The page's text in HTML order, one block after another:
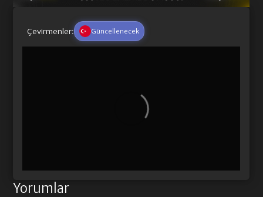
Çevirmenler: Güncellenecek
Yorumlar